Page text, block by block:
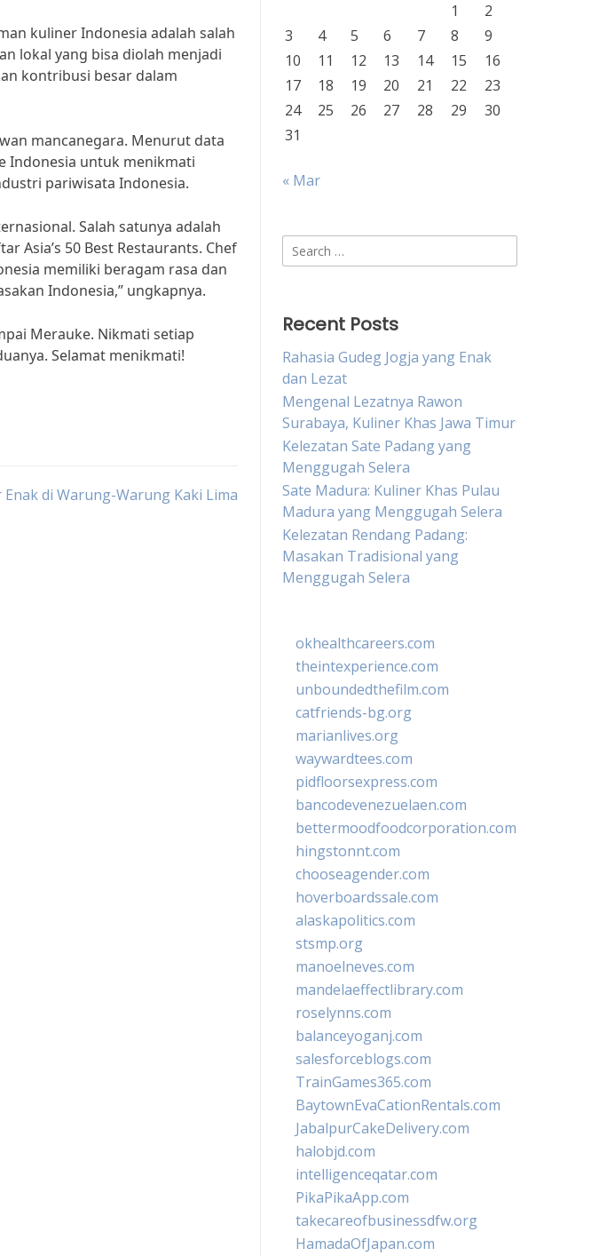
kuliner Indonesia adalah salah
lokal yang bisa diolah menjadi
kontribusi besar dalam
mancanegara. Menurut data
Indonesia untuk menikmati
pariwisata Indonesia.
Salah satunya adalah
Asia’s 50 Best Restaurants. Chef
memiliki beragam rasa dan
Indonesia,” ungkapnya.
Merauke. Nikmati setiap
Selamat menikmati!
di Warung-Warung Kaki Lima
1
2
3
4 5 6 7 8
9
10
11 12 13 14 15
16
17
18 19 20 21 22
23
24
25 26 27 28 29
30
31
« Mar
Search
for:
Recent Posts
Rahasia Gudeg Jogja yang Enak
dan Lezat
Mengenal Lezatnya Rawon
Surabaya, Kuliner Khas Jawa Timur
Kelezatan Sate Padang yang
Menggugah Selera
Sate Madura: Kuliner Khas Pulau
Madura yang Menggugah Selera
Kelezatan Rendang Padang:
Masakan Tradisional yang
Menggugah Selera
okhealthcareers.com
theintexperience.com
unboundedthefilm.com
catfriends-bg.org
marianlives.org
waywardtees.com
pidfloorsexpress.com
bancodevenezuelaen.com
bettermoodfoodcorporation.com
hingstonnt.com
chooseagender.com
hoverboardssale.com
alaskapolitics.com
stsmp.org
manoelneves.com
mandelaeffectlibrary.com
roselynns.com
balanceyoganj.com
salesforceblogs.com
TrainGames365.com
BaytownEvaCationRentals.com
JabalpurCakeDelivery.com
halobjd.com
intelligenceqatar.com
PikaPikaApp.com
takecareofbusinessdfw.org
HamadaOfJapan.com